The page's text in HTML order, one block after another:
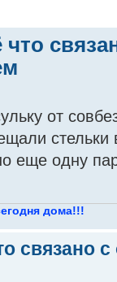
от
стельки
еще одну
дома!!!
связано